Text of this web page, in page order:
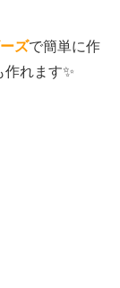
ズで簡単に作
れます✨